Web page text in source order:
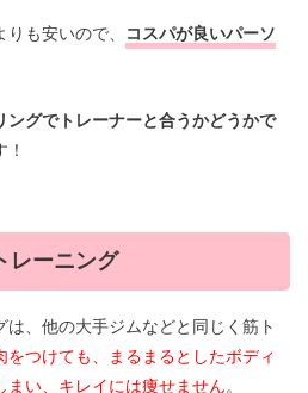
も安いので、
コスパが良いパーソ
ングでトレーナーと合うかどうかで
レーニング
、他の大手ジムなどと同じく筋ト
をつけても、まるまるとしたボディ
まい、キレイには痩せません。